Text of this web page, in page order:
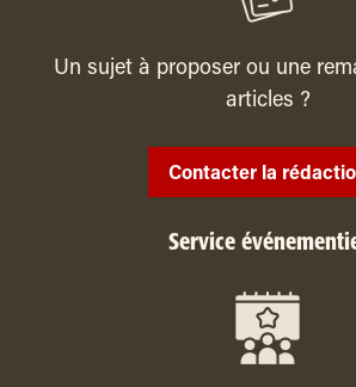
Un sujet à proposer ou une
articles ?
Contacter la
Service